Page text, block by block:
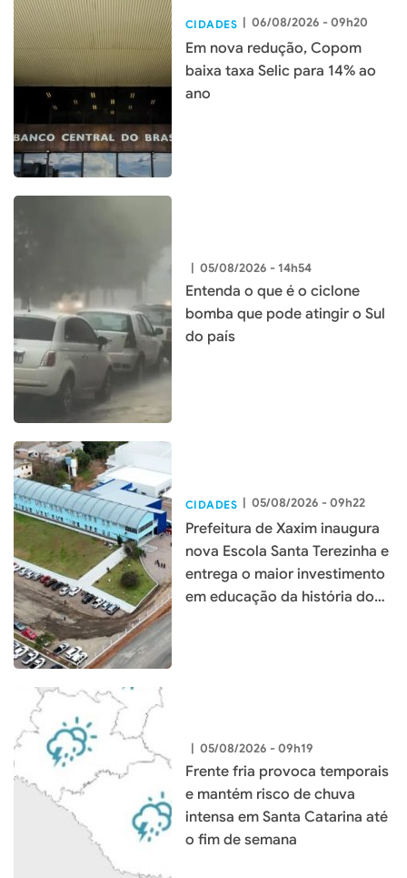
CIDADES | 06/08/2026 - 09h20
Em nova redução, Copom
baixa taxa Selic para 14% ao
ano
| 05/08/2026 - 14h54
Entenda o que é o ciclone
bomba que pode atingir o Sul
do país
CIDADES | 05/08/2026 - 09h22
Prefeitura de Xaxim inaugura
nova Escola Santa Terezinha e
entrega o maior investimento
em educação da história do
| 05/08/2026 - 09h19
Frente fria provoca temporais
e mantém risco de chuva
intensa em Santa Catarina até
o fim de semana